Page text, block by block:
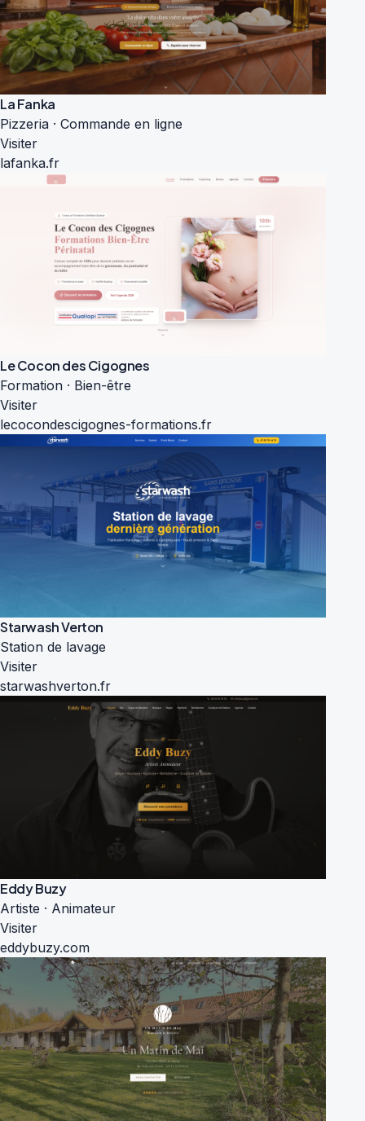
La Fanka
Pizzeria · Commande en ligne
Visiter
lafanka.fr
Le Cocon des Cigognes
Formation · Bien-être
Visiter
lecocondescigognes-formations.fr
Starwash Verton
Station de lavage
Visiter
starwashverton.fr
Eddy Buzy
Artiste · Animateur
Visiter
eddybuzy.com